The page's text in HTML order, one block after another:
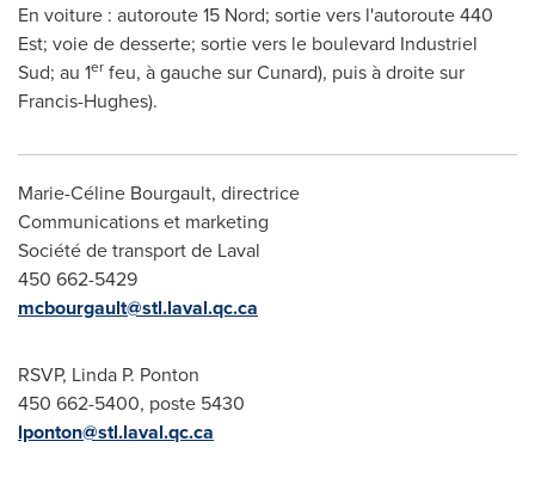
En voiture : autoroute 15 Nord; sortie vers l'autoroute440
Est; voie de desserte; sortie vers le boulevard Industriel
Sud; au 1er feu, à gauche sur Cunard), puis à droite sur
Francis-Hughes).
Marie-Céline Bourgault, directrice
Communications et marketing
Société de transport de Laval
450 662-5429
mcbourgault@stl.laval.qc.ca
RSVP, Linda P. Ponton
450 662-5400, poste 5430
lponton@stl.laval.qc.ca